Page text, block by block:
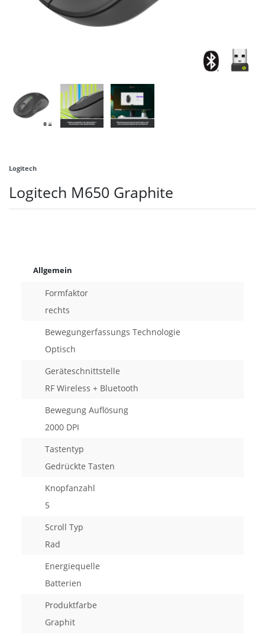
Logitech
Logitech M650 Graphite
Allgemein
Formfaktor
rechts
Bewegungerfassungs Technologie
Optisch
Geräteschnittstelle
RF Wireless + Bluetooth
Bewegung Auflösung
2000 DPI
Tastentyp
Gedrückte Tasten
Knopfanzahl
5
Scroll Typ
Rad
Energiequelle
Batterien
Produktfarbe
Graphit